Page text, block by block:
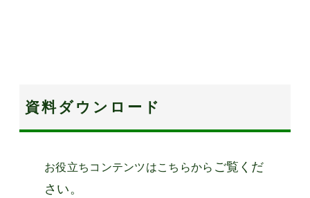
資料ダウンロード
お役立ちコンテンツはこちらから ご覧くだ
さい。